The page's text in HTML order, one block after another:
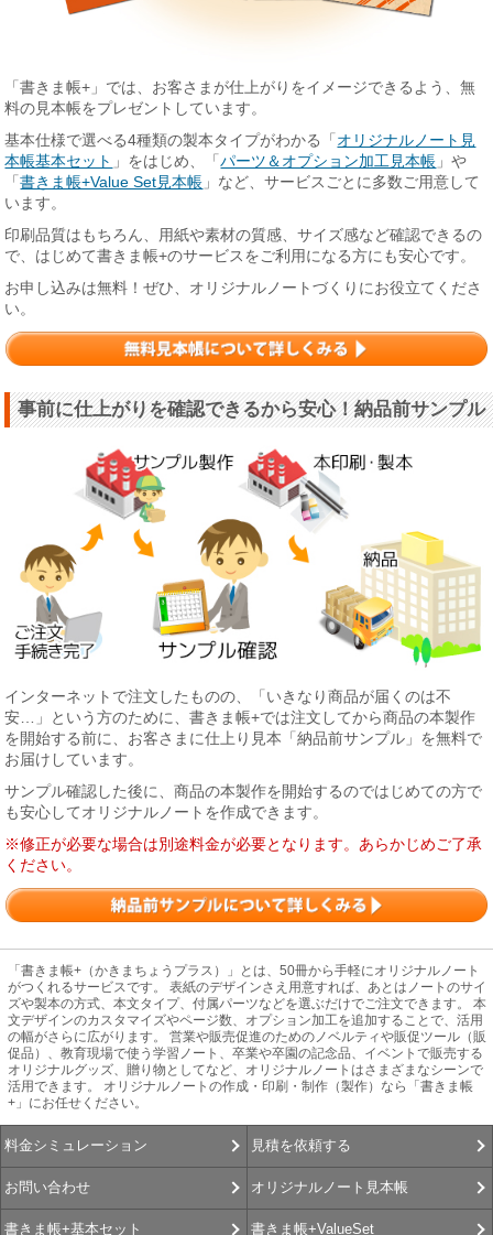
「書きま帳+」では、お客さまが仕上がりをイメージできるよう、無
料の見本帳をプレゼントしています。
基本仕様で選べる4種類の製本タイプがわかる「 オリジナルノート見
本帳基本セット 」をはじめ、「パーツ＆オプション加工見本帳 」や
「書きま帳+Value Set見本帳 」など、サービスごとに多数ご用意して
います。
印刷品質はもちろん、用紙や素材の質感、サイズ感など確認できるの
で、はじめて書きま帳+のサービスをご利用になる方にも安心です。
お申し込みは無料！ぜひ、オリジナルノートづくりにお役立てくださ
い。
事前に仕上がりを確認できるから安心！納品前サンプル
インターネットで注文したものの、「いきなり商品が届くのは不
安…」という方のために、書きま帳+では注文してから商品の本製作
を開始する前に、お客さまに仕上り見本「納品前サンプル」を無料で
お届けしています。
サンプル確認した後に、商品の本製作を開始するのではじめての方で
も安心してオリジナルノートを作成できます。
※修正が必要な場合は別途料金が必要となります。あらかじめご了承
ください。
「書きま帳+（かきまちょうプラス）」とは、50冊から手軽にオリジナルノート
がつくれるサービスです。 表紙のデザインさえ用意すれば、あとはノートのサイ
ズや製本の方式、本文タイプ、付属パーツなどを選ぶだけでご注文できます。 本
文デザインのカスタマイズやページ数、オプション加工を追加することで、活用
の幅がさらに広がります。 営業や販売促進のためのノベルティや販促ツール（販
促品）、教育現場で使う学習ノート、卒業や卒園の記念品、イベントで販売する
オリジナルグッズ、贈り物としてなど、オリジナルノートはさまざまなシーンで
活用できます。 オリジナルノートの作成・印刷・制作（製作）なら「書きま帳
+」にお任せください。
料金シミュレーション 見積を依頼する
お問い合わせ オリジナルノート見本帳
書きま帳+基本セット 書きま帳+ValueSet